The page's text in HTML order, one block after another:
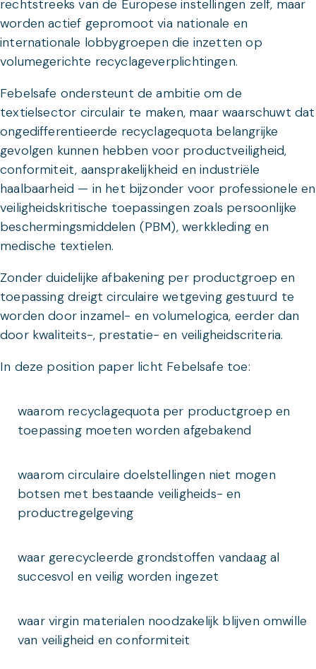
rechtstreeks van de Europese instellingen zelf, maar
worden actief gepromoot via nationale en
internationale lobbygroepen die inzetten op
volumegerichte recyclageverplichtingen.
Febelsafe ondersteunt de ambitie om de
textielsector circulair te maken, maar waarschuwt dat
ongedifferentieerde recyclagequota belangrijke
gevolgen kunnen hebben voor productveiligheid,
conformiteit, aansprakelijkheid en industriële
haalbaarheid — in het bijzonder voor professionele en
veiligheidskritische toepassingen zoals persoonlijke
beschermingsmiddelen (PBM), werkkleding en
medische textielen.
Zonder duidelijke afbakening per productgroep en
toepassing dreigt circulaire wetgeving gestuurd te
worden door inzamel- en volumelogica, eerder dan
door kwaliteits-, prestatie- en veiligheidscriteria.
In deze position paper licht Febelsafe toe:
waarom recyclagequota per productgroep en
toepassing moeten worden afgebakend
waarom circulaire doelstellingen niet mogen
botsen met bestaande veiligheids- en
productregelgeving
waar gerecycleerde grondstoffen vandaag al
succesvol en veilig worden ingezet
waar virgin materialen noodzakelijk blijven omwille
van veiligheid en conformiteit